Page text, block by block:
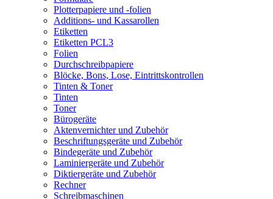
Plotterpapiere und -folien
Additions- und Kassarollen
Etiketten
Etiketten PCL3
Folien
Durchschreibpapiere
Blöcke, Bons, Lose, Eintrittskontrollen
Tinten & Toner
Tinten
Toner
Bürogeräte
Aktenvernichter und Zubehör
Beschriftungsgeräte und Zubehör
Bindegeräte und Zubehör
Laminiergeräte und Zubehör
Diktiergeräte und Zubehör
Rechner
Schreibmaschinen